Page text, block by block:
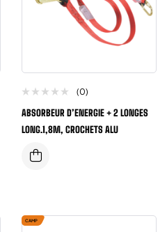
(0)
ABSORBEUR D’ENERGIE + 2 LONGES
LONG.1,8M, CROCHETS ALU
CAMP